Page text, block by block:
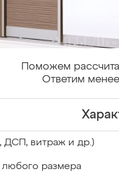
Поможем
Ответим
ДСП, витраж и др.)
любого размера